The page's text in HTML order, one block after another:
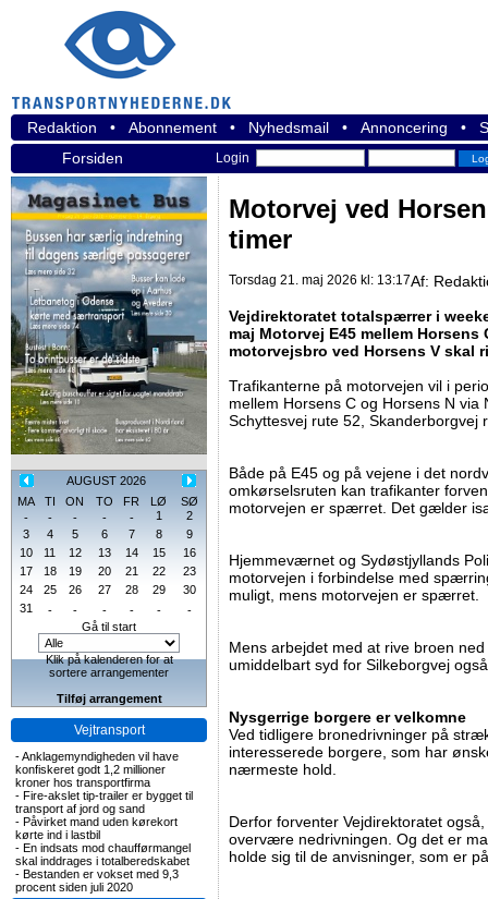
Redaktion • Abonnement • Nyhedsmail • Annoncering •
Forsiden
Login
AUGUST 2026
MA
TI ON TO FR LØ
SØ
-
- - - - 1
2
3
4 5 6 7 8
9
10
11 12 13 14 15
16
17
18 19 20 21 22
23
24
25 26 27 28 29
30
31
- - - - -
-
Gå til start
Klik på kalenderen for at
sortere arrangementer
Tilføj arrangement
Vejtransport
-Anklagemyndigheden vil have
konfiskeret godt 1,2 millioner
kroner hos transportfirma
- Fire-akslet tip-trailer er bygget til
transport af jord og sand
- Påvirket mand uden kørekort
kørte ind i lastbil
- En indsats mod chaufførmangel
skal inddrages i totalberedskabet
- Bestanden er vokset med 9,3
procent siden juli 2020
Motorvej ved
timer
Torsdag 21. maj 2026 kl: 13:17Af:
Vejdirektoratet totalspærrer i
maj Motorvej E45 mellem Horsens
motorvejsbro ved Horsens V skal
Trafikanterne på motorvejen vil i
mellem Horsens C og Horsens N via
Schyttesvej rute 52,
Både på E45 og på vejene i det
omkørselsruten kan trafikanter
motorvejen er spærret. Det gælder
Hjemmeværnet og Sydøstjyllands
motorvejen i forbindelse med
muligt, mens motorvejen er spærret.
Mens arbejdet med at rive broen
umiddelbart syd for Silkeborgvej
Nysgerrige borgere er velkomne
Ved tidligere bronedrivninger på
interesserede borgere, som har
nærmeste hold.
Derfor forventer Vejdirektoratet
overvære nedrivningen. Og det er
holde sig til de anvisninger, som er